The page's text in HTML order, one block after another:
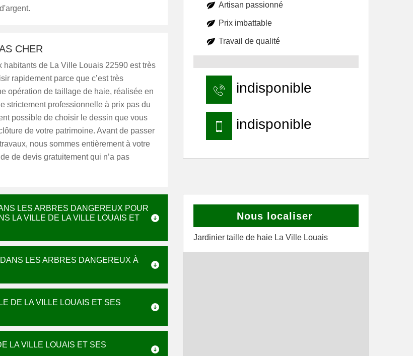
CHER
habitants de La Ville Louais 22590 est très
rapidement parce que c’est très
opération de taillage de haie, réalisée en
strictement professionnelle à prix pas du
possible de choisir le dessin que vous
de votre patrimoine. Avant de passer
nous sommes entièrement à votre
de devis gratuitement qui n’a pas
LES ARBRES DANGEREUX POUR
LA VILLE DE LA VILLE LOUAIS ET
LES ARBRES DANGEREUX À
DE LA VILLE LOUAIS ET SES
LA VILLE LOUAIS ET SES
Artisan passionné
Prix imbattable
Travail de qualité
indisponible
indisponible
Nous localiser
Jardinier taille de haie La Ville Louais